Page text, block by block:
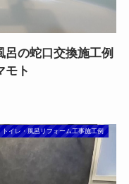
の蛇口交換施工例
モト
トイレ・風呂リフォーム工事施工例